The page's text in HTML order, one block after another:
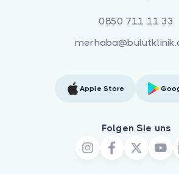
0850 711 11 33
Apple Store
Folgen Sie uns